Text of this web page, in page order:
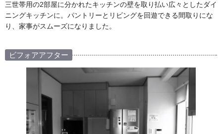
三世帯用の2部屋に分かれたキッチンの壁を取り払い広々としたダイ
ニングキッチンに。パントリーとリビングを回遊できる間取りにな
り、家事がスムーズになりました。
ビフォアアフター